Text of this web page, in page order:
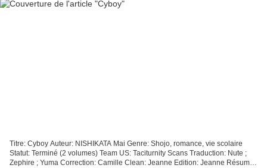
Titre: Cyboy Auteur: NISHIKATA Mai Genre: Shojo, romance, vie scolaire
Statut: Terminé (2 volumes) Team US: Taciturnity Scans Traduction: Nute ;
Zephire ; Yuma Correction: Camille Clean: Jeanne Edition: Jeanne Résumé